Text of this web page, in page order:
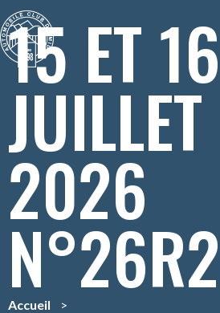
15 ET 16
JUILLET
2026
Accueil
>